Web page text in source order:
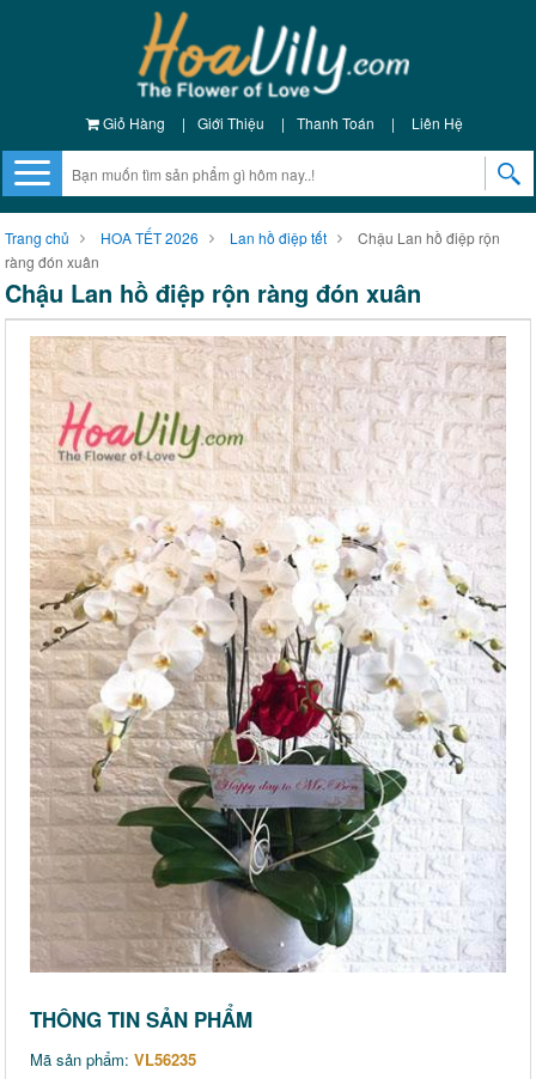
Giỏ Hàng | Giới Thiệu | Thanh Toán | Liên Hệ
Trang chủ HOA TẾT 2026 Lan hồ điệp tết
Chậu Lan hồ điệp rộn
ràng đón xuân
Chậu Lan hồ điệp rộn ràng đón xuân
THÔNG TIN SẢN PHẨM
Mã sản phẩm: VL56235